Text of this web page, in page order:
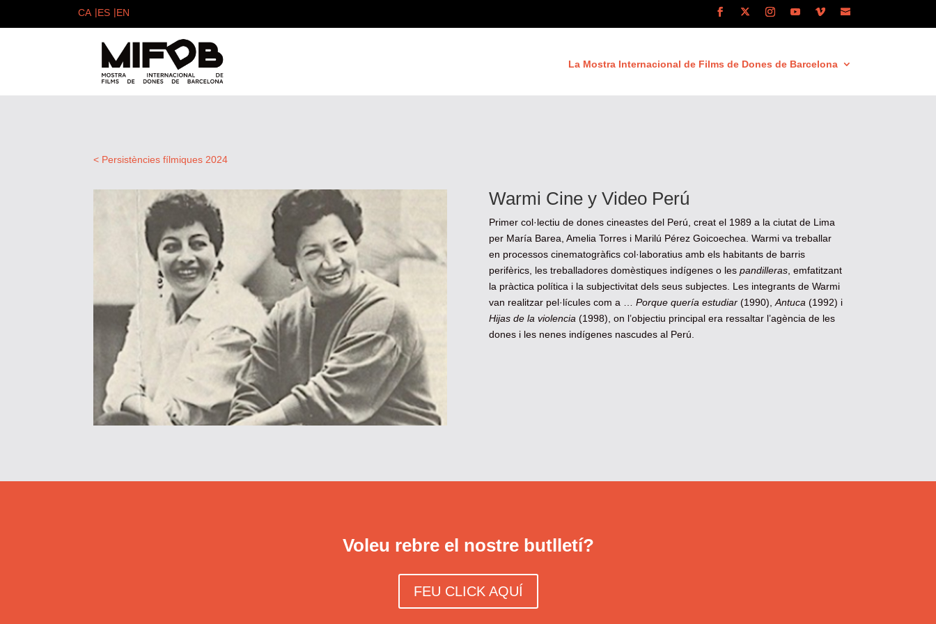
La Mostra Internacional de Films de Dones de Barcelona
< Persistències fílmiques 2024
Warmi Cine y Video Perú
Primer col·lectiu de dones cineastes del Perú, creat el 1989 a la ciutat de Lima
per María Barea, Amelia Torres i Marilú Pérez Goicoechea. Warmi va treballar
en processos cinematogràfics col·laboratius amb els habitants de barris
perifèrics, les treballadores domèstiques indígenes o les pandilleras, emfatitzant
la pràctica política i la subjectivitat dels seus subjectes. Les integrants de Warmi
van realitzar pel·lícules com a … Porque quería estudiar (1990),Antuca (1992) i
Hijas de la violencia (1998), on l’objectiu principal era ressaltar l’agència de les
dones i les nenes indígenes nascudes al Perú.
Voleu rebre el nostre butlletí?
FEU CLICK AQUÍ